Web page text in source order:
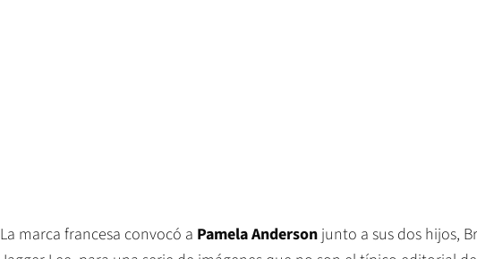
La marca francesa convocó a Pamela Anderson junto a sus dos hijos,